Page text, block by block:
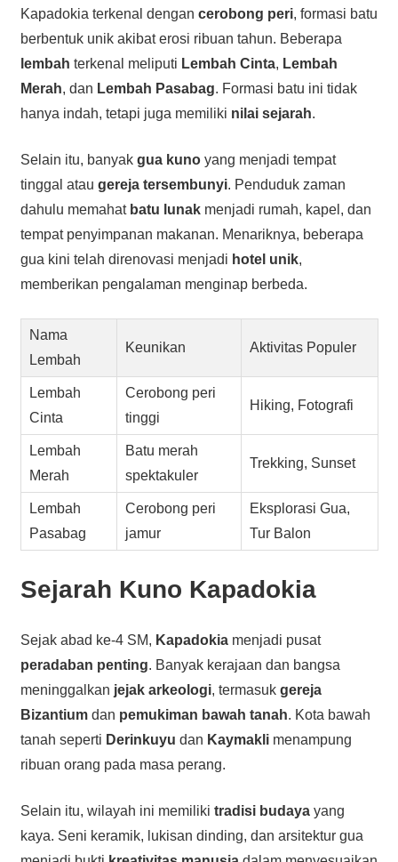
Kapadokia terkenal dengan cerobong peri, formasi batu
berbentuk unik akibat erosi ribuan tahun. Beberapa
lembah terkenal meliputi Lembah Cinta, Lembah
Merah, dan Lembah Pasabag. Formasi batu ini tidak
hanya indah, tetapi juga memiliki nilai sejarah.
Selain itu, banyak gua kunoyang menjadi tempat
tinggal atau gereja tersembunyi. Penduduk zaman
dahulu memahat batu lunakmenjadi rumah, kapel, dan
tempat penyimpanan makanan. Menariknya, beberapa
gua kini telah direnovasi menjadi hotel unik,
memberikan pengalaman menginap berbeda.
Nama
Lembah
Keunikan Aktivitas Populer
Lembah
Cinta
Cerobong peri
tinggi
Hiking, Fotografi
Lembah
Merah
Batu merah
spektakuler
Trekking, Sunset
Lembah
Pasabag
Cerobong peri
jamur
Eksplorasi Gua,
Tur Balon
Sejarah Kuno Kapadokia
Sejak abad ke-4 SM, Kapadokiamenjadi pusat
peradaban penting. Banyak kerajaan dan bangsa
meninggalkan jejak arkeologi, termasuk gereja
Bizantiumdan pemukiman bawah tanah. Kota bawah
tanah seperti Derinkuyu dan Kaymaklimenampung
ribuan orang pada masa perang.
Selain itu, wilayah ini memiliki tradisi budayayang
kaya. Seni keramik, lukisan dinding, dan arsitektur gua